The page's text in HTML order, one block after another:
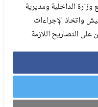
الداخلية ومديرية
واتخاذ الإجراءات
على التصاريح اللازمة.